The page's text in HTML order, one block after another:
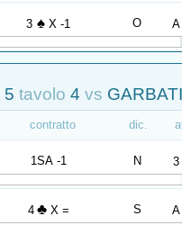
3 ♠ X -1 O A
5 tavolo 4 vs
contratto dic.
1SA -1 N 3
4 ♣ X = S A